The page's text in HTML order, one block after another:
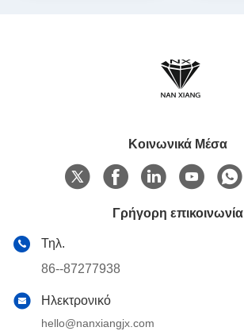
Κοινωνικά Μέσα
Γρήγορη επικοινωνία
Τηλ.
86--87277938
Ηλεκτρονικό
hello@nanxiangjx.com